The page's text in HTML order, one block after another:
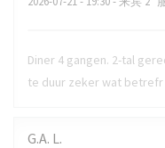
Diner 4 gangen. 2-tal
te duur zeker wat
G.A. L